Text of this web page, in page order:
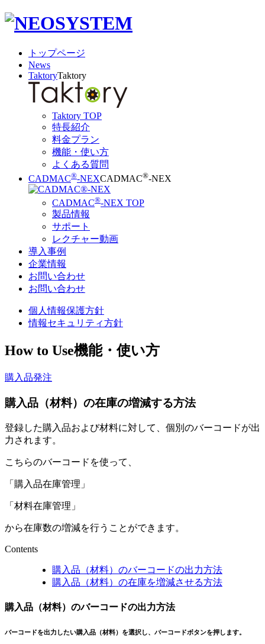
トップページ
News
TaktoryTaktory
Taktory TOP
特長紹介
料金プラン
機能・使い方
よくある質問
CADMAC®-NEXCADMAC®-NEX
CADMAC®-NEX TOP
製品情報
サポート
レクチャー動画
導入事例
企業情報
お問い合わせ
お問い合わせ
個人情報保護方針
情報セキュリティ方針
How to Use機能・使い方
購入品発注
購入品（材料）の在庫の増減する方法
登録した購入品および材料に対して、個別のバーコードが出
力されます。
こちらのバーコードを使って、
「購入品在庫管理」
「材料在庫管理」
から在庫数の増減を行うことができます。
Contents
購入品（材料）のバーコードの出力方法
購入品（材料）の在庫を増減させる方法
購入品（材料）のバーコードの出力方法
バーコードを出力したい購入品（材料）を選択し、バーコードボタンを押します。